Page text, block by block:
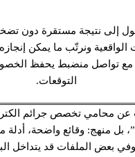
إلى نتيجة مستقرة دون
الواقعية ونرتّب ما يمكن
مع تواصل منضبط يحفظ
التوقعات.
عن محامي تخصص جرائم
بل منهج: وقائع واضحة،
بعض الملفات قد يتداخل